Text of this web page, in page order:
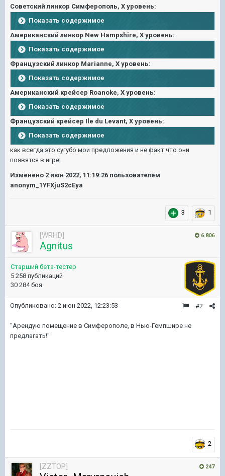
Советский линкор Симферополь, Х уровень:
Показать содержимое
Американский линкор New Hampshire, Х уровень:
Показать содержимое
Французский линкор Marianne, Х уровень:
Показать содержимое
Американский крейсер Roanoke, Х уровень:
Показать содержимое
Французский крейсер Ile du Levant, Х уровень:
Показать содержимое
как всегда это сугубо мои предложения и не факт что они
появятся в игре!
Изменено 2 июн 2022, 11:19:26 пользователем
anonym_1YFXjuS2cEya
3 1
6 806
[WRHD]
Agnitus
Старший бета-тестер
5 258 публикаций
30 284 боя
#2
Опубликовано: 2 июн 2022, 12:23:53
"Арендую помещение в Симферополе, в Нью-Гемпшире не
предлагать!"
2
247
[ZZTOP]